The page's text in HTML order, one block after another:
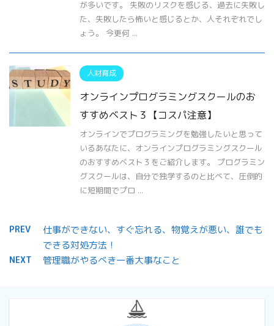
が多いです。 失敗のリスクを感じる、過去に失敗し
た、失敗したら怖いと感じるとか、人それぞれでし
ょう。 今更何 ...
人財育成
オンラインプログラミングスクールのお
すすめベスト３【コスパ注意】
オンラインでプログラミングを勉強したいと思って
いるあなたに、オンラインプログラミングスクール
のおすすめベスト３をご紹介します。 プログラミン
グスクールは、自分で独学するのと比べて、圧倒的
に短期間でプロ ...
PREV
仕事ができない、すぐ忘れる、物覚えが悪い、誰でも
できる対処方法！
NEXT 管理職がやるべき一番大事なこと